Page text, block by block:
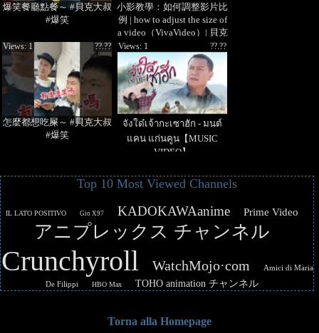
爆笑餐廳點餐～ #貝克大叔
#爆笑
小影教學：如何調整影片比
例 | how to adjust the size of
a video（VivaVideo）| 貝克
怎麼都想吃屎～ #貝克大叔
#爆笑
??.??
Views: 1
จังใด๋เจ้ากะเซาฮัก - มนต์
แคน แก่นคูน【MUSIC
VIDEO】
??.??
Views: 1
Top 10 Most Viewed Channels
IL LATO POSITIVO Gio X97 KADOKAWAanime Prime Video
アニプレックス チャンネル
Crunchyroll WatchMojo·com
Amici di Maria
De Filippi
HBO Max TOHO animation チャンネル
Torna alla Homepage